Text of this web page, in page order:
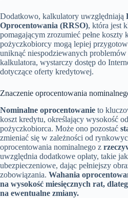
Dodatkowo, kalkulatory uwzględniają
Oprocentowania (RRSO), która jest
pomagającym zrozumieć pełne koszty
pożyczkobiorcy mogą lepiej
uniknąć niespodziewanych
kalkulatora, wystarczy dostęp do
dotyczące oferty kredytowej.
Znaczenie oprocentowania
Nominalne oprocentowanie to
koszt kredytu, określający wysokość
pożyczkobiorca. Może ono pozostać
zmieniać się w zależności od
oprocentowania nominalnego z
uwzględnia dodatkowe opłaty, takie
ubezpieczeniowe, dając pełniejszy
zobowiązania. Wahania
na wysokość miesięcznych rat,
na ewentualne zmiany.